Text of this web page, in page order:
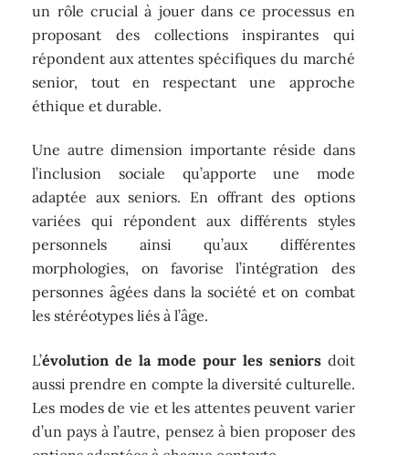
un rôle crucial à jouer dans ce processus en
proposant des collections inspirantes qui
répondent aux attentes spécifiques du marché
senior, tout en respectant une approche
éthique et durable.
Une autre dimension importante réside dans
l’inclusion sociale qu’apporte une mode
adaptée aux seniors. En offrant des options
variées qui répondent aux différents styles
personnels ainsi qu’aux différentes
morphologies, on favorise l’intégration des
personnes âgées dans la société et on combat
les stéréotypes liés à l’âge.
L’évolution de la mode pour les seniorsdoit
aussi prendre en compte la diversité culturelle.
Les modes de vie et les attentes peuvent varier
d’un pays à l’autre, pensez à bien proposer des